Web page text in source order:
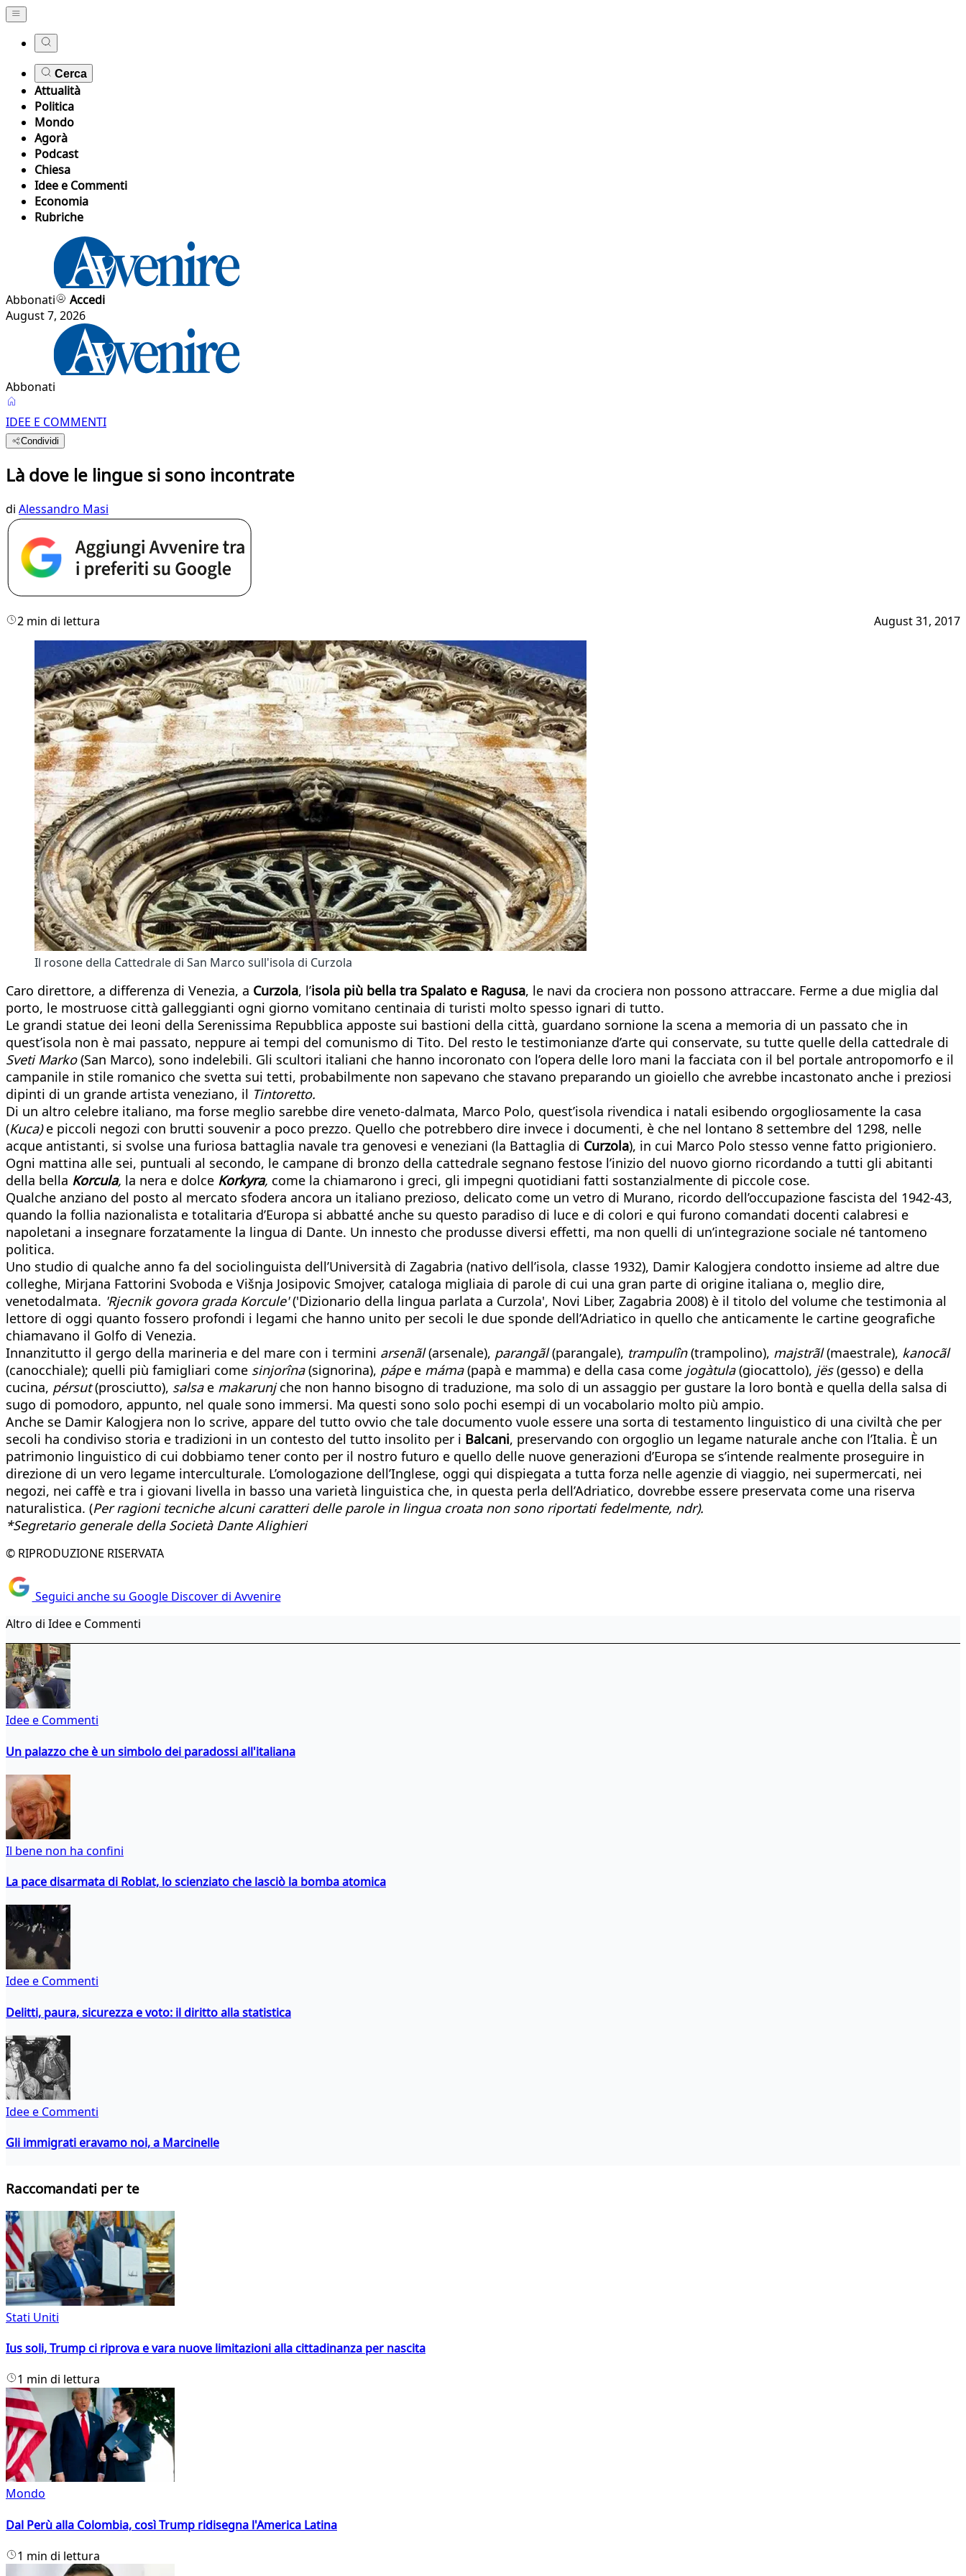
Cerca
Attualità
Politica
Mondo
Agorà
Podcast
Chiesa
Idee e Commenti
Economia
Rubriche
Abbonati
Accedi
August 7, 2026
Abbonati
IDEE E COMMENTI
Condividi
Là dove le lingue si sono incontrate
di Alessandro Masi
2 min di lettura August 31, 2017
Il rosone della Cattedrale di San Marco sull'isola di Curzola
Caro direttore, a differenza di Venezia, a Curzola, l’isola più bella tra Spalato e Ragusa, le navi da crociera non possono attraccare. Ferme a due miglia dal
porto, le mostruose città galleggianti ogni giorno vomitano centinaia di turisti molto spesso ignari di tutto.
Le grandi statue dei leoni della Serenissima Repubblica apposte sui bastioni della città, guardano sornione la scena a memoria di un passato che in
quest’isola non è mai passato, neppure ai tempi del comunismo di Tito. Del resto le testimonianze d’arte qui conservate, su tutte quelle della cattedrale di
Sveti Marko(San Marco), sono indelebili. Gli scultori italiani che hanno incoronato con l’opera delle loro mani la facciata con il bel portale antropomorfo e il
campanile in stile romanico che svetta sui tetti, probabilmente non sapevano che stavano preparando un gioiello che avrebbe incastonato anche i preziosi
dipinti di un grande artista veneziano, il Tintoretto.
Di un altro celebre italiano, ma forse meglio sarebbe dire veneto-dalmata, Marco Polo, quest’isola rivendica i natali esibendo orgogliosamente la casa
(Kuca)e piccoli negozi con brutti souvenir a poco prezzo. Quello che potrebbero dire invece i documenti, è che nel lontano 8 settembre del 1298, nelle
acque antistanti, si svolse una furiosa battaglia navale tra genovesi e veneziani (la Battaglia di Curzola), in cui Marco Polo stesso venne fatto prigioniero.
Ogni mattina alle sei, puntuali al secondo, le campane di bronzo della cattedrale segnano festose l’inizio del nuovo giorno ricordando a tutti gli abitanti
della bella Korcula, la nera e dolce Korkyra, come la chiamarono i greci, gli impegni quotidiani fatti sostanzialmente di piccole cose.
Qualche anziano del posto al mercato sfodera ancora un italiano prezioso, delicato come un vetro di Murano, ricordo dell’occupazione fascista del 1942-43,
quando la follia nazionalista e totalitaria d’Europa si abbatté anche su questo paradiso di luce e di colori e qui furono comandati docenti calabresi e
napoletani a insegnare forzatamente la lingua di Dante. Un innesto che produsse diversi effetti, ma non quelli di un’integrazione sociale né tantomeno
politica.
Uno studio di qualche anno fa del sociolinguista dell’Università di Zagabria (nativo dell’isola, classe 1932), Damir Kalogjera condotto insieme ad altre due
colleghe, Mirjana Fattorini Svoboda e Višnja Josipovic Smojver, cataloga migliaia di parole di cui una gran parte di origine italiana o, meglio dire,
venetodalmata. 'Rjecnik govora grada Korcule'('Dizionario della lingua parlata a Curzola', Novi Liber, Zagabria 2008) è il titolo del volume che testimonia al
lettore di oggi quanto fossero profondi i legami che hanno unito per secoli le due sponde dell’Adriatico in quello che anticamente le cartine geografiche
chiamavano il Golfo di Venezia.
Innanzitutto il gergo della marineria e del mare con i termini arsenãl(arsenale), parangãl(parangale), trampulîn(trampolino), majstrãl(maestrale), kanocãl
(canocchiale); quelli più famigliari come sinjorîna(signorina), pápee máma(papà e mamma) e della casa come jogàtula(giocattolo), jës(gesso) e della
cucina, pérsut(prosciutto), salsae makarunjche non hanno bisogno di traduzione, ma solo di un assaggio per gustare la loro bontà e quella della salsa di
sugo di pomodoro, appunto, nel quale sono immersi. Ma questi sono solo pochi esempi di un vocabolario molto più ampio.
Anche se Damir Kalogjera non lo scrive, appare del tutto ovvio che tale documento vuole essere una sorta di testamento linguistico di una civiltà che per
secoli ha condiviso storia e tradizioni in un contesto del tutto insolito per i Balcani, preservando con orgoglio un legame naturale anche con l’Italia. È un
patrimonio linguistico di cui dobbiamo tener conto per il nostro futuro e quello delle nuove generazioni d’Europa se s’intende realmente proseguire in
direzione di un vero legame interculturale. L’omologazione dell’Inglese, oggi qui dispiegata a tutta forza nelle agenzie di viaggio, nei supermercati, nei
negozi, nei caffè e tra i giovani livella in basso una varietà linguistica che, in questa perla dell’Adriatico, dovrebbe essere preservata come una riserva
naturalistica. (Per ragioni tecniche alcuni caratteri delle parole in lingua croata non sono riportati fedelmente, ndr).
*Segretario generale della Società Dante Alighieri
© RIPRODUZIONE RISERVATA
Seguici anche su Google Discover di Avvenire
Altro di Idee e Commenti
Idee e Commenti
Un palazzo che è un simbolo dei paradossi all'italiana
Il bene non ha confini
La pace disarmata di Roblat, lo scienziato che lasciò la bomba atomica
Idee e Commenti
Delitti, paura, sicurezza e voto: il diritto alla statistica
Idee e Commenti
Gli immigrati eravamo noi, a Marcinelle
Raccomandati per te
Stati Uniti
Ius soli, Trump ci riprova e vara nuove limitazioni alla cittadinanza per nascita
1 min di lettura
Mondo
Dal Perù alla Colombia, così Trump ridisegna l'America Latina
1 min di lettura